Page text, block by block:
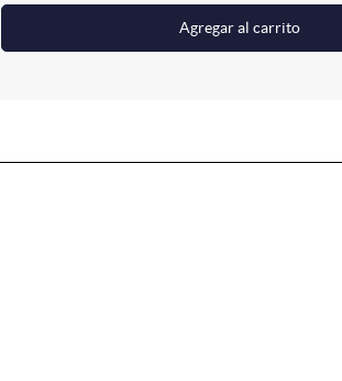
Agregar al carrito